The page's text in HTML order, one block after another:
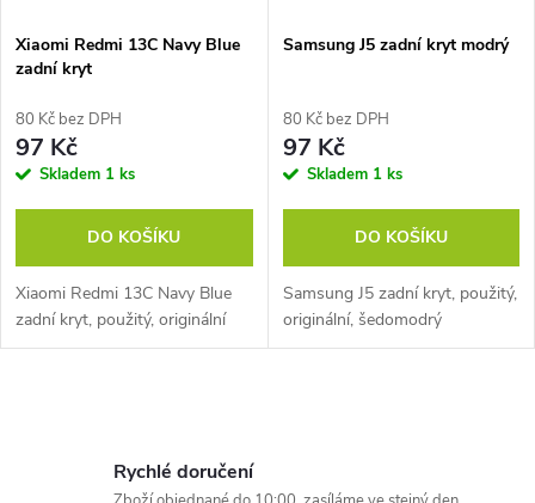
p
r
o
u
k
s
p
r
o
d
u
Xiaomi Redmi 13C Navy Blue
zadní kryt
80 Kč bez DPH
97 Kč
Skladem 1 ks
DO KOŠÍKU
Xiaomi Redmi 13C Navy Blue
zadní kryt, použitý, originální
Samsung J5 zadní kryt modrý
80 Kč bez DPH
97 Kč
Skladem 1 ks
DO KOŠÍKU
Samsung J5 zadní kryt, použitý,
originální, šedomodrý
Rychlé doručení